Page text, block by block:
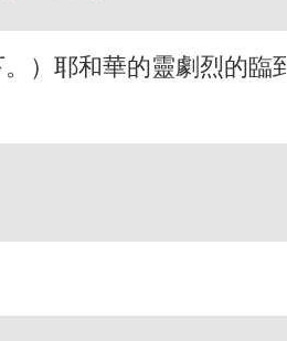
）耶和華的靈劇烈的臨